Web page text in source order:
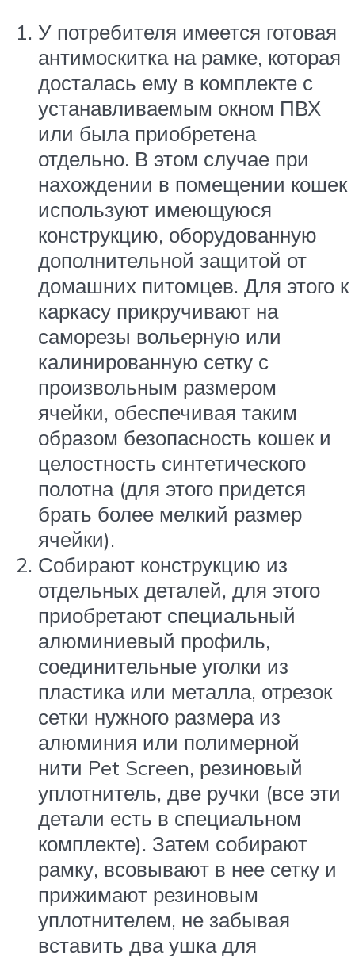
У потребителя имеется готовая
антимоскитка на рамке, которая
досталась ему в комплекте с
устанавливаемым окном ПВХ
или была приобретена
отдельно. В этом случае при
нахождении в помещении кошек
используют имеющуюся
конструкцию, оборудованную
дополнительной защитой от
домашних питомцев. Для этого к
каркасу прикручивают на
саморезы вольерную или
калинированную сетку с
произвольным размером
ячейки, обеспечивая таким
образом безопасность кошек и
целостность синтетического
полотна (для этого придется
брать более мелкий размер
ячейки).
Собирают конструкцию из
отдельных деталей, для этого
приобретают специальный
алюминиевый профиль,
соединительные уголки из
пластика или металла, отрезок
сетки нужного размера из
алюминия или полимерной
нити Pet Screen, резиновый
уплотнитель, две ручки (все эти
детали есть в специальном
комплекте). Затем собирают
рамку, всовывают в нее сетку и
прижимают резиновым
уплотнителем, не забывая
вставить два ушка для